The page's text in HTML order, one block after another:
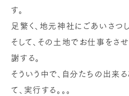
す。
足繁く、地元神社にごあいさつし
そして、その土地でお仕事をさ
謝する。
そういう中で、自分たちの出来
て、実行する。。。